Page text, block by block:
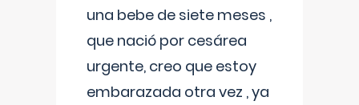
una bebe de siete meses ,
que nació por cesárea
urgente, creo que estoy
embarazada otra vez , ya